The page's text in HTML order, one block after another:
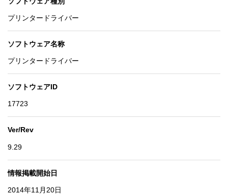
・ソフトウェアのダウンロード・導入はお客様の責任に
・ソフトウェアは、予告せず改良、変更することがあり
著作権者
プリンタードライバー
ソフトウェア名称
プリンタードライバー
ソフトウェアID
17723
Ver/Rev
9.29
情報掲載開始日
2014年11月20日